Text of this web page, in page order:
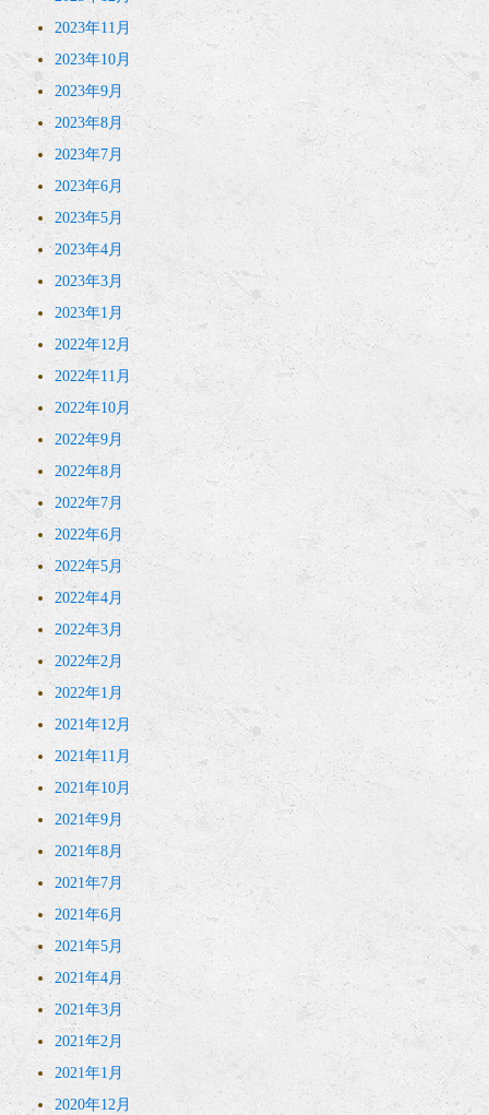
2023年11月
2023年10月
2023年9月
2023年8月
2023年7月
2023年6月
2023年5月
2023年4月
2023年3月
2023年1月
2022年12月
2022年11月
2022年10月
2022年9月
2022年8月
2022年7月
2022年6月
2022年5月
2022年4月
2022年3月
2022年2月
2022年1月
2021年12月
2021年11月
2021年10月
2021年9月
2021年8月
2021年7月
2021年6月
2021年5月
2021年4月
2021年3月
2021年2月
2021年1月
2020年12月